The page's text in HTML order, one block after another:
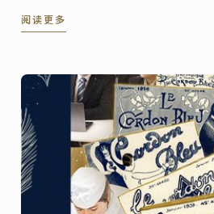
阅读更多